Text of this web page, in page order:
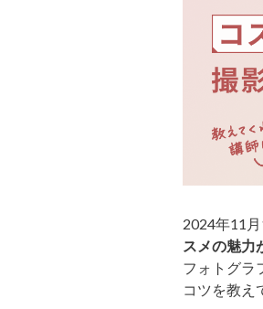
2024年11
スメの魅力
フォトグラ
コツを教え